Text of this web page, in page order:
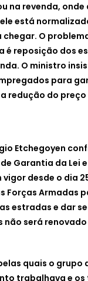
na revenda, onde
está
chegar. O
é reposição dos
O ministro
para
redução do preço
Etchegoyen
Garantia da Lei
vigor desde o dia
Forças Armadas
estradas e dar
não será renovado
quais o grupo
trabalhava e os